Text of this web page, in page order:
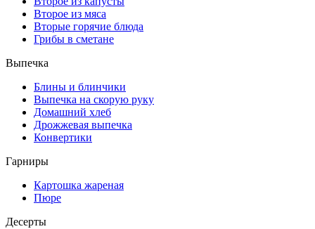
Второе из мяса
Вторые горячие блюда
Грибы в сметане
Выпечка
Блины и блинчики
Выпечка на скорую руку
Домашний хлеб
Дрожжевая выпечка
Конвертики
Гарниры
Картошка жареная
Пюре
Десерты